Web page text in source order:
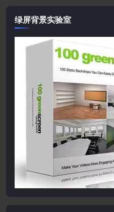
绿屏背景实验室